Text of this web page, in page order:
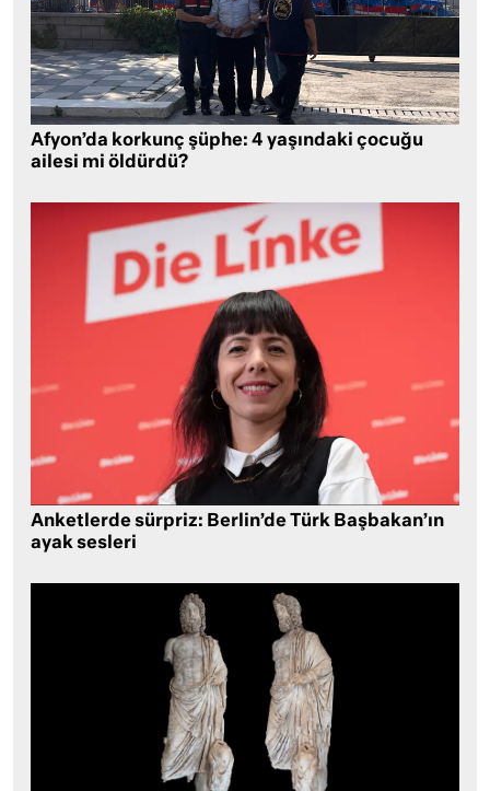
Afyon’da korkunç şüphe: 4 yaşındaki çocuğu
ailesi mi öldürdü?
Anketlerde sürpriz: Berlin’de Türk Başbakan’ın
ayak sesleri